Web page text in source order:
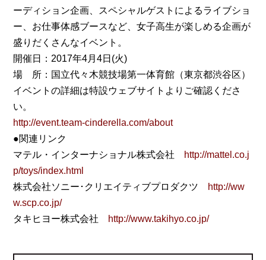
ーディション企画、スペシャルゲストによるライブショ
ー、お仕事体感ブースなど、女子高生が楽しめる企画が
盛りだくさんなイベント。
開催日：2017年4月4日(火)
場 所：国立代々木競技場第一体育館（東京都渋谷区）
イベントの詳細は特設ウェブサイトよりご確認くださ
い。
http://event.team-cinderella.com/about
●関連リンク
マテル・インターナショナル株式会社 http://mattel.co.j
p/toys/index.html
株式会社ソニー･クリエイティブプロダクツ http://ww
w.scp.co.jp/
タキヒヨー株式会社 http://www.takihyo.co.jp/